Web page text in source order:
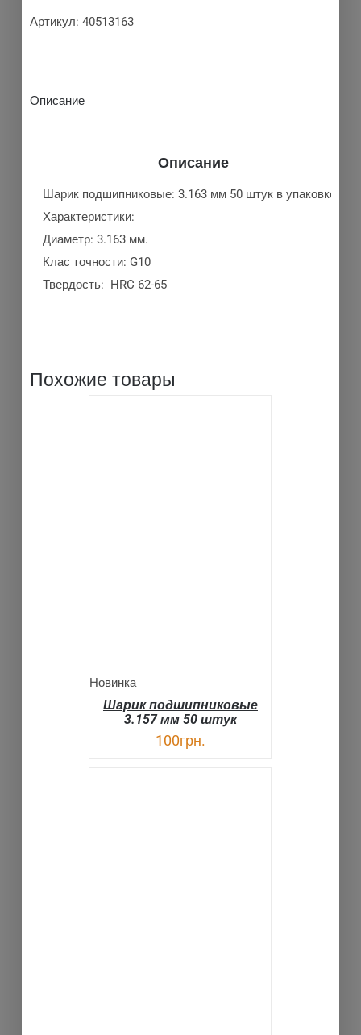
Артикул:40513163
Описание
Описание
Шарик подшипниковые: 3.163 мм 50 штук в упаковке.
Характеристики:
Диаметр: 3.163 мм.
Клас точности: G10
Твердость: HRC 62-65
Похожие товары
Новинка
Шарик подшипниковые
3.157 мм 50 штук
100грн.